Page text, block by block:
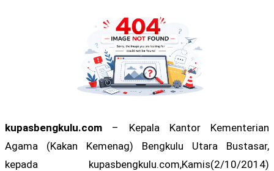
kupasbengkulu.com – Kepala Kantor Kementerian
Agama (Kakan Kemenag) Bengkulu Utara Bustasar,
kepada kupasbengkulu.com,Kamis(2/10/2014)